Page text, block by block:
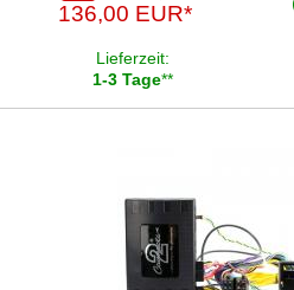
136,00 EUR*
Lieferzeit:
1-3 Tage**